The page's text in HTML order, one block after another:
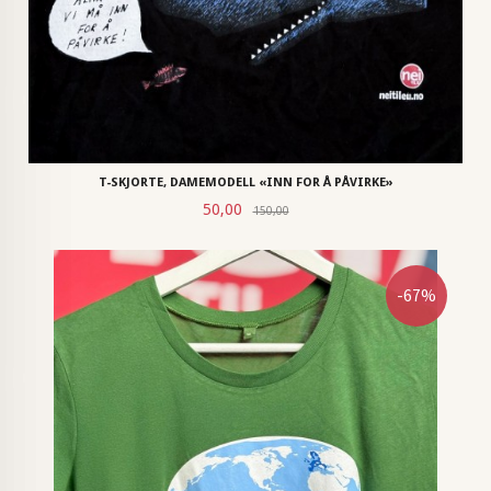
T-SKJORTE, DAMEMODELL «INN FOR Å PÅVIRKE»
Tilbud
50,00 150,00Rabatt
-67%